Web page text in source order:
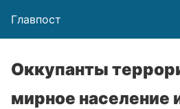
Главпост
Оккупанты
мирное население